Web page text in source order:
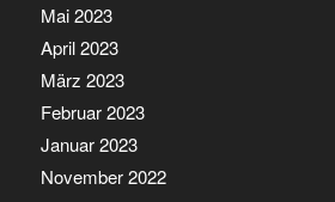
Mai 2023
April 2023
März 2023
Februar 2023
Januar 2023
November 2022